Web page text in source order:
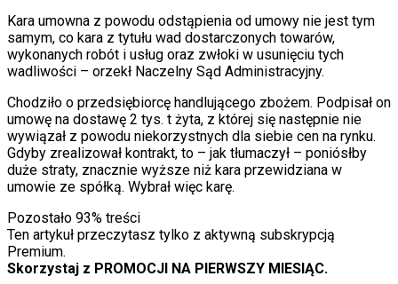
Kara umowna z powodu odstąpienia od umowy nie jest tym
samym, co kara z tytułu wad dostarczonych towarów,
wykonanych robót i usług oraz zwłoki w usunięciu tych
wadliwości – orzekł Naczelny Sąd Administracyjny.
Chodziło o przedsiębiorcę handlującego zbożem. Podpisał on
umowę na dostawę 2 tys. t żyta, z której się następnie nie
wywiązał z powodu niekorzystnych dla siebie cen na rynku.
Gdyby zrealizował kontrakt, to – jak tłumaczył – poniósłby
duże straty, znacznie wyższe niż kara przewidziana w
umowie ze spółką. Wybrał więc karę.
Pozostało 93% treści
Ten artykuł przeczytasz tylko z aktywną subskrypcją
Premium.
Skorzystaj z PROMOCJI NA PIERWSZY MIESIĄC.